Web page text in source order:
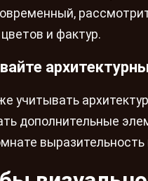
и фактур.
учитывать
дополнительные